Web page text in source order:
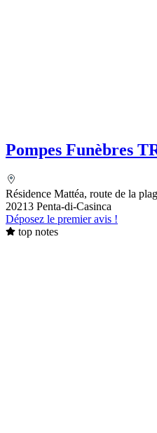
Pompes Funèbres
TRAVAGLINI -
Résidence Mattéa, route de la
20213 Penta-di-Casinca
Déposez le premier avis !
top notes